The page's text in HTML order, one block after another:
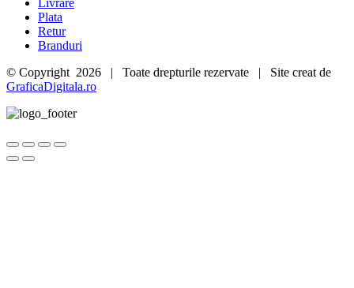
Livrare
Plata
Retur
Branduri
© Copyright 2026 | Toate drepturile rezervate | Site creat de
GraficaDigitala.ro